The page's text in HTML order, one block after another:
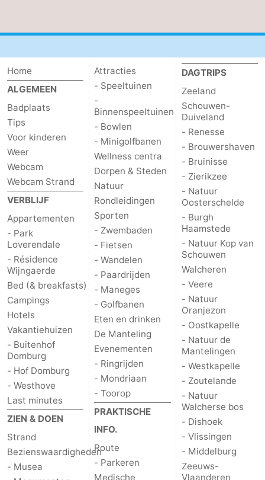
Home
ALGEMEEN
Badplaats
Tips
Voor kinderen
Weer
Webcam
Webcam Strand
VERBLIJF
Appartementen
- Park
Loverendale
- Résidence
Wijngaerde
Bed (& breakfasts)
Campings
Hotels
Vakantiehuizen
- Buitenhof
Domburg
- Hof Domburg
- Westhove
Last minutes
ZIEN & DOEN
Strand
Bezienswaardigheden
- Musea
Attracties
- Speeltuinen
-
Binnenspeeltuinen
- Bowlen
- Minigolfbanen
Wellness centra
Dorpen & Steden
Natuur
Rondleidingen
Sporten
- Zwembaden
- Fietsen
- Wandelen
- Paardrijden
- Maneges
- Golfbanen
Eten en drinken
De Manteling
Evenementen
- Ringrijden
- Mondriaan
- Toorop
PRAKTISCHE
INFO.
Route
- Parkeren
Medische
DAGTRIPS
Zeeland
Schouwen-
Duiveland
- Renesse
- Brouwershaven
- Bruinisse
- Zierikzee
- Natuur
Oosterschelde
- Burgh
Haamstede
- Natuur Kop van
Schouwen
Walcheren
- Veere
- Natuur
Oranjezon
- Oostkapelle
- Natuur de
Mantelingen
- Westkapelle
- Zoutelande
- Natuur
Walcherse bos
- Dishoek
- Vlissingen
- Middelburg
Zeeuws-
Vlaanderen